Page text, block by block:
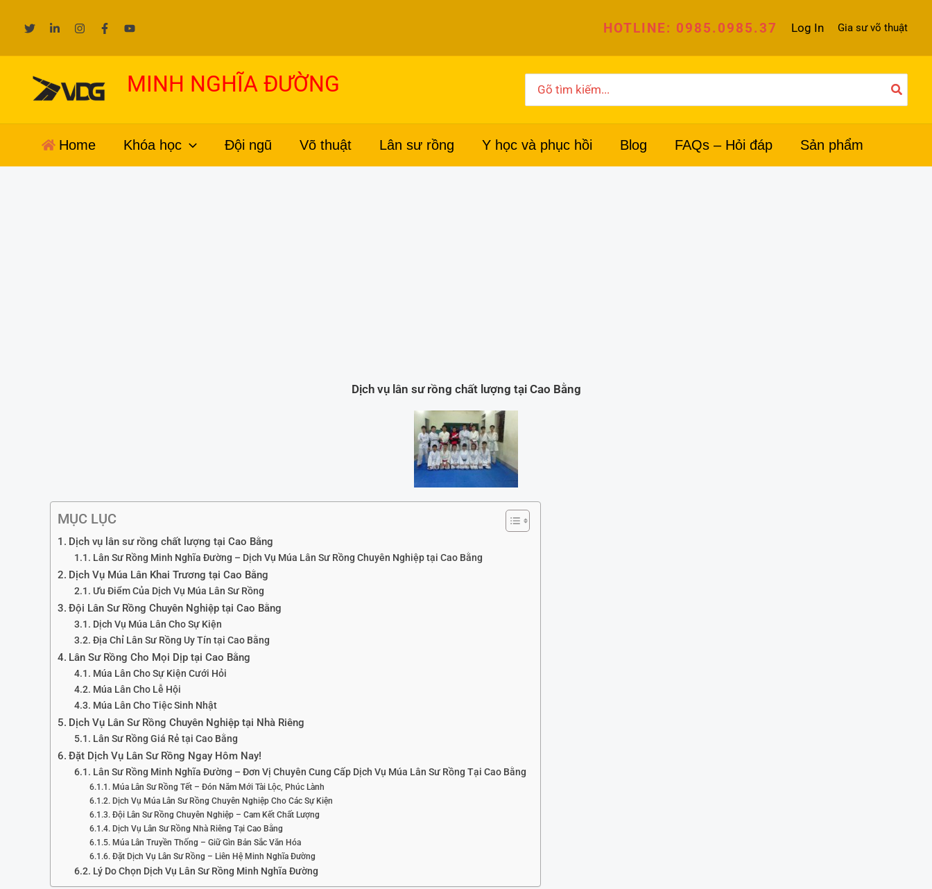
dung
HOTLINE: 0985.0985.37 Log In Gia sư võ thuật
MINH NGHĨA ĐƯỜNG
for:
Home Khóa học Đội ngũ Võ thuật Lân sư rồng Y học và phục hồi Blog FAQs – Hỏi đáp Sản phẩm
Dịch vụ lân sư rồng chất lượng tại Cao Bằng
MỤC LỤC
Dịch vụ lân sư rồng chất lượng tại Cao Bằng
Lân Sư Rồng Minh Nghĩa Đường – Dịch Vụ Múa Lân Sư Rồng Chuyên Nghiệp tại Cao Bằng
Dịch Vụ Múa Lân Khai Trương tại Cao Bằng
Ưu Điểm Của Dịch Vụ Múa Lân Sư Rồng
Đội Lân Sư Rồng Chuyên Nghiệp tại Cao Bằng
Dịch Vụ Múa Lân Cho Sự Kiện
Địa Chỉ Lân Sư Rồng Uy Tín tại Cao Bằng
Lân Sư Rồng Cho Mọi Dịp tại Cao Bằng
Múa Lân Cho Sự Kiện Cưới Hỏi
Múa Lân Cho Lễ Hội
Múa Lân Cho Tiệc Sinh Nhật
Dịch Vụ Lân Sư Rồng Chuyên Nghiệp tại Nhà Riêng
Lân Sư Rồng Giá Rẻ tại Cao Bằng
Đặt Dịch Vụ Lân Sư Rồng Ngay Hôm Nay!
Lân Sư Rồng Minh Nghĩa Đường – Đơn Vị Chuyên Cung Cấp Dịch Vụ Múa Lân Sư Rồng Tại Cao Bằng
Múa Lân Sư Rồng Tết – Đón Năm Mới Tài Lộc, Phúc Lành
Dịch Vụ Múa Lân Sư Rồng Chuyên Nghiệp Cho Các Sự Kiện
Đội Lân Sư Rồng Chuyên Nghiệp – Cam Kết Chất Lượng
Dịch Vụ Lân Sư Rồng Nhà Riêng Tại Cao Bằng
Múa Lân Truyền Thống – Giữ Gìn Bản Sắc Văn Hóa
Đặt Dịch Vụ Lân Sư Rồng – Liên Hệ Minh Nghĩa Đường
Lý Do Chọn Dịch Vụ Lân Sư Rồng Minh Nghĩa Đường